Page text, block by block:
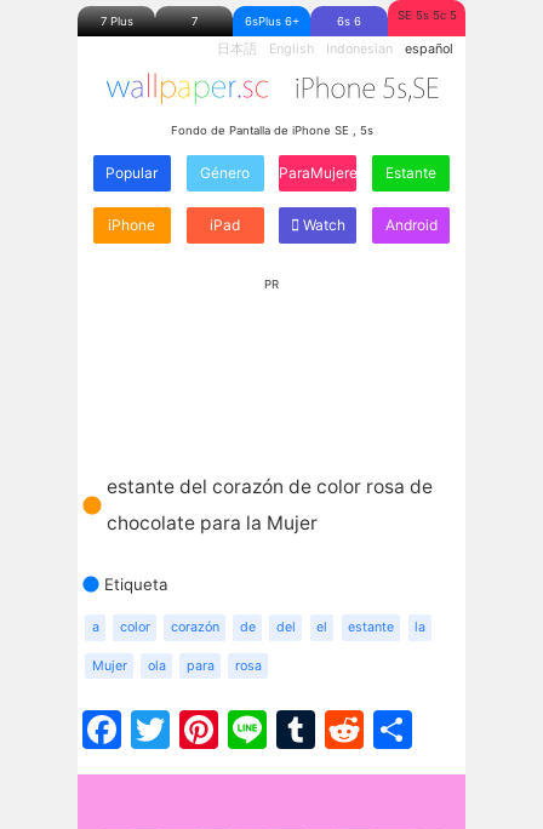
7 Plus 7 6sPlus 6+ 6s 6 SE 5s 5c 5
日本語 English Indonesian español
Fondo de Pantalla de iPhone SE , 5s
Popular Género ParaMujeres Estante
iPhone iPad Watch Android
PR
estante del corazón de color rosa de
chocolate para la Mujer
Etiqueta
a color corazón de del el estante la
Mujer ola para rosa
Facebook
Twitter
Pinterest
LineTumblr
Reddit